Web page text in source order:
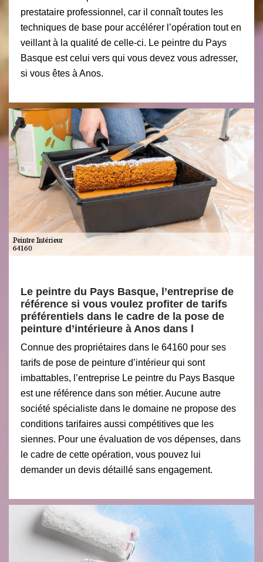
prestataire professionnel, car il connaît toutes les
techniques de base pour accélérer l’opération tout en
veillant à la qualité de celle-ci. Le peintre du Pays
Basque est celui vers qui vous devez vous adresser,
si vous êtes à Anos.
Le peintre du Pays Basque, l’entreprise de
référence si vous voulez profiter de tarifs
préférentiels dans le cadre de la pose de
peinture d’intérieure à Anos dans l
Connue des propriétaires dans le 64160 pour ses
tarifs de pose de peinture d’intérieur qui sont
imbattables, l’entreprise Le peintre du Pays Basque
est une référence dans son métier. Aucune autre
société spécialiste dans le domaine ne propose des
conditions tarifaires aussi compétitives que les
siennes. Pour une évaluation de vos dépenses, dans
le cadre de cette opération, vous pouvez lui
demander un devis détaillé sans engagement.